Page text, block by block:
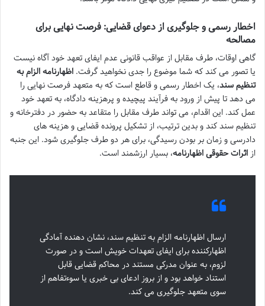
اخطار رسمی و جلوگیری از دعوای قضایی: فرصت نهایی برای
مصالحه
گاهی اوقات، طرف مقابل از عواقب قانونی عدم ایفای تعهد خود آگاه نیست
یا تصور می کند که شما موضوع را جدی نخواهید گرفت. اظهارنامه الزام به
تنظیم سند، یک اخطار رسمی و قاطع است که به متعهد فرصت نهایی را
می دهد تا پیش از ورود به فرآیند پیچیده و پرهزینه دادگاه، به تعهد خود
عمل کند. این اقدام، می تواند طرف مقابل را متقاعد به حضور در دفترخانه و
تنظیم سند کند و بدین ترتیب، از تشکیل پرونده قضایی و هزینه های
دادرسی و زمان بر بودن رسیدگی، برای هر دو طرف جلوگیری شود. این جنبه
از اثرات حقوقی اظهارنامه، بسیار ارزشمند است.
ارسال اظهارنامه الزام به تنظیم سند، نشان دهنده آمادگی
اظهارکننده برای ایفای تعهدات خویش است و در صورت
لزوم، به عنوان مدرکی مستند در محاکم قضایی قابل
استناد خواهد بود و از بروز ادعای بی خبری یا سوءتفاهم از
سوی متعهد جلوگیری می کند.